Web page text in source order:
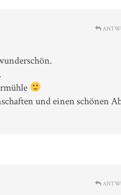
und einen schönen